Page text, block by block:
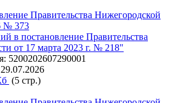
Правительства Нижегородской
№ 373
в постановление Правительства
от 17 марта 2023 г. № 218"
5200202607290001
29.07.2026
(5 стр.)